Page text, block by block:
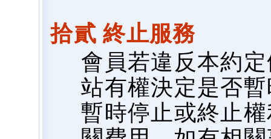
拾貳 終止服務
會員若違反本約
站有權決定是否
暫時停止或終止